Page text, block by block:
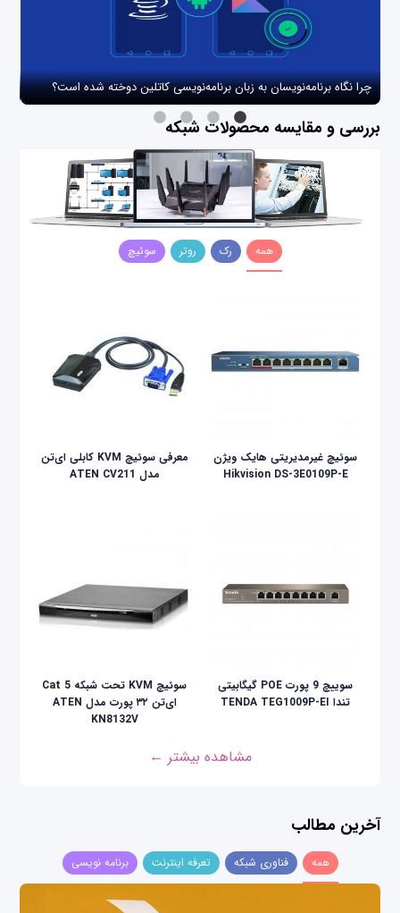
چرا نگاه برنامه‌نویسان به زبان برنامه‌نویسی کاتلین دوخته شده است؟
بررسی و مقایسه محصولات شبکه
همه رک روتر سوئیچ
سوئیچ غیرمدیریتی هایک ویژن
Hikvision DS-3E0109P-E
معرفی سوئیچ KVM کابلی ای‌تن
مدل ATEN CV211
سوییچ 9 پورت POE گیگابیتی
تندا TENDA TEG1009P-EI
سوئیچ KVM تحت شبکه Cat 5
ای‌تن ۳۲ پورت مدل ATEN
KN8132V
مشاهده بیشتر ←
آخرین مطالب
همه فناوری شبکه تعرفه اینترنت برنامه نویسی